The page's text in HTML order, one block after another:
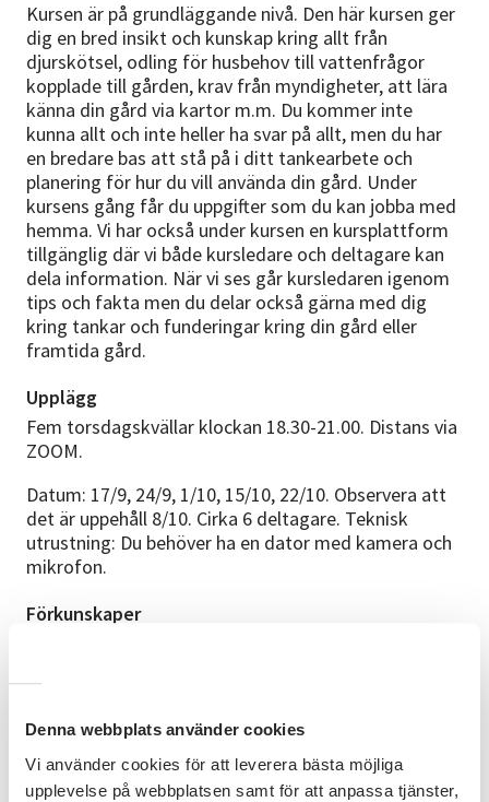
Denna webbplats använder cookies
Vi använder cookies för att leverera bästa möjliga
upplevelse på webbplatsen samt för att anpassa tjänster,
Kursen är på grundläggande nivå. Den här kursen ger
dig en bred insikt och kunskap kring allt från
djurskötsel, odling för husbehov till vattenfrågor
kopplade till gården, krav från myndigheter, att lära
känna din gård via kartor m.m. Du kommer inte
kunna allt och inte heller ha svar på allt, men du har
en bredare bas att stå på i ditt tankearbete och
planering för hur du vill använda din gård. Under
kursens gång får du uppgifter som du kan jobba med
hemma. Vi har också under kursen en kursplattform
tillgänglig där vi både kursledare och deltagare kan
dela information. När vi ses går kursledaren igenom
tips och fakta men du delar också gärna med dig
kring tankar och funderingar kring din gård eller
framtida gård.
Upplägg
Fem torsdagskvällar klockan 18.30-21.00. Distans via
ZOOM.
Datum: 17/9, 24/9, 1/10, 15/10, 22/10. Observera att
det är uppehåll 8/10. Cirka 6 deltagare. Teknisk
utrustning: Du behöver ha en dator med kamera och
mikrofon.
Förkunskaper
Ledare
Annette Westerberg driver tillsammans med sin
make ett mindre lantbruk med fårproduktion samt
skogsförvaltning. Hon har mångårig erfarenhet av
djurhållning samt arbete med naturvård. Annette